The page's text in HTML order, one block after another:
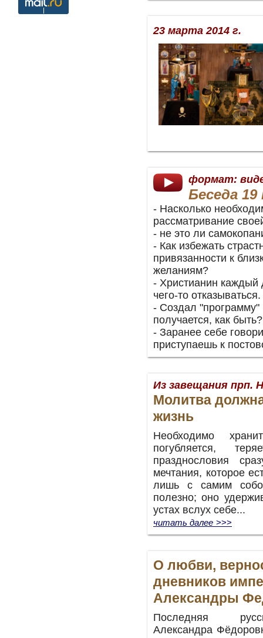
23 марта 2014 г.
формат:
Беседа
- Насколько
рассматривание
- не это ли
- Как избежать
привязанности к
желаниям?
- Христианин каждый
чего-то отказываться.
- Создал "программу"
получается, как быть?
- Заранее себе
приступаешь к
Из завещания прп.
Молитва
жизнь
Необходимо
погубляется,
празднословия
мечтания, которое
лишь с самим
полезно; оно
устах вслух себе...
читать далее >>>
О любви,
дневников
Александры
Последняя
Александра